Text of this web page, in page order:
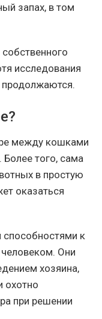
запах, в том
исследования
продолжаются.
между кошками
того, сама
в простую
оказаться
к
Они
хозяина,
охотно
при решении